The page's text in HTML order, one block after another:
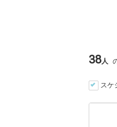
38人
スケ